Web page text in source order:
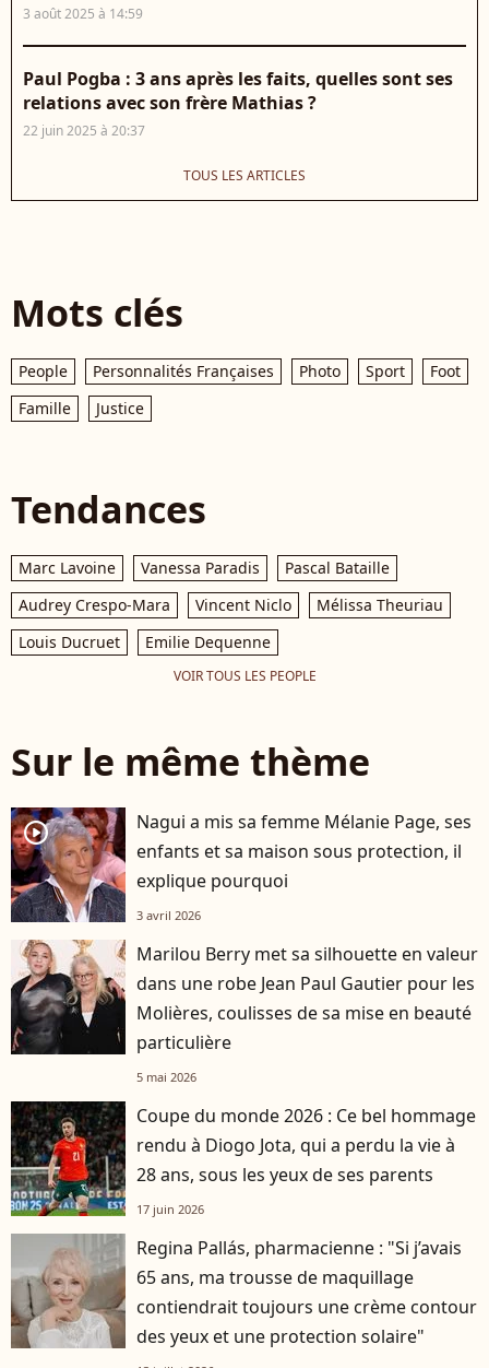
3 août 2025 à 14:59
Paul Pogba : 3 ans après les faits, quelles sont ses
relations avec son frère Mathias ?
22 juin 2025 à 20:37
TOUS LES ARTICLES
Mots clés
People Personnalités Françaises Photo Sport
Foot
Famille
Justice
Tendances
Marc Lavoine Vanessa Paradis
Pascal Bataille
Audrey Crespo-Mara
Vincent Niclo
Mélissa Theuriau
Louis Ducruet
Emilie Dequenne
VOIR TOUS LES PEOPLE
Sur le même thème
player2
Nagui a mis sa femme Mélanie Page, ses
enfants et sa maison sous protection, il
explique pourquoi
3 avril 2026
Marilou Berry met sa silhouette en valeur
dans une robe Jean Paul Gautier pour les
Molières, coulisses de sa mise en beauté
particulière
5 mai 2026
Coupe du monde 2026 : Ce bel hommage
rendu à Diogo Jota, qui a perdu la vie à
28 ans, sous les yeux de ses parents
17 juin 2026
Regina Pallás, pharmacienne : "Si j’avais
65 ans, ma trousse de maquillage
contiendrait toujours une crème contour
des yeux et une protection solaire"